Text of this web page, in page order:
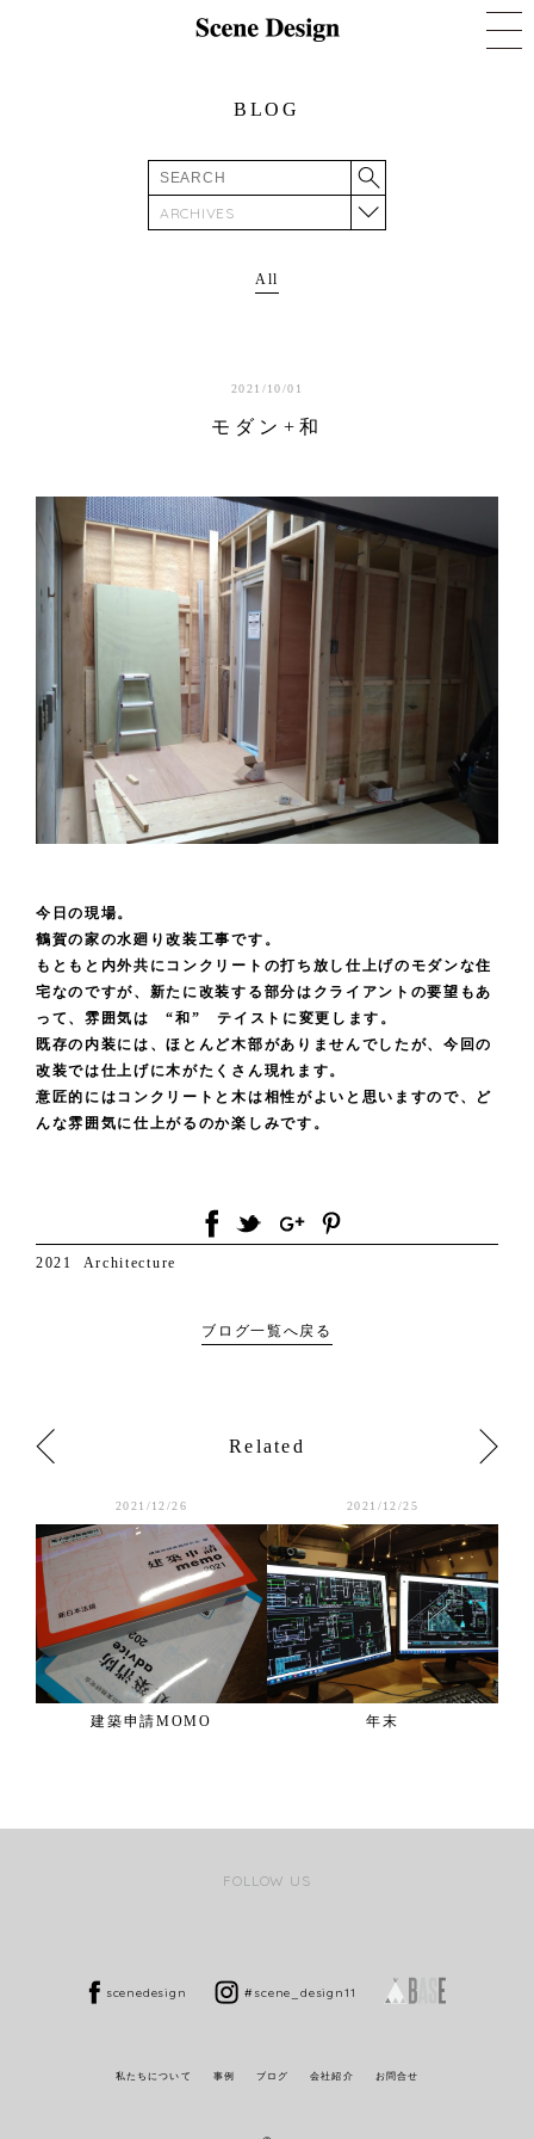
BLOG
ARCHIVES
All
2021/10/01
モダン+和
今日の現場。
鶴賀の家の水廻り改装工事です。
もともと内外共にコンクリートの打ち放し仕上げのモダンな住
宅なのですが、新たに改装する部分はクライアントの要望もあ
って、雰囲気は “和” テイストに変更します。
既存の内装には、ほとんど木部がありませんでしたが、今回の
改装では仕上げに木がたくさん現れます。
意匠的にはコンクリートと木は相性がよいと思いますので、ど
んな雰囲気に仕上がるのか楽しみです。
2021 Architecture
ブログ一覧へ戻る
Related
2021/12/26
建築申請MOMO
2021/12/25
年末
FOLLOW US
scenedesign #scene_design11
私たちについて 事例 ブログ 会社紹介 お問合せ